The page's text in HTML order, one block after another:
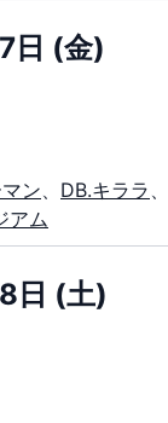
日 (金)
ン、 DB.キララ 、
アム
日 (土)